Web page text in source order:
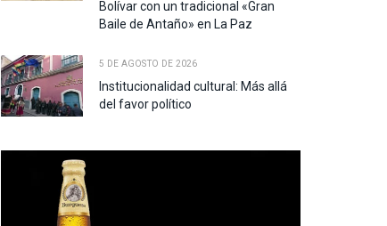
Bolívar con un tradicional «Gran
Baile de Antaño» en La Paz
5 DE AGOSTO DE 2026
Institucionalidad cultural: Más allá
del favor político